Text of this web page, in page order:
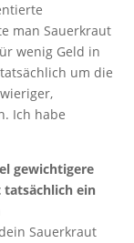
man Sauerkraut
wenig Geld in
um die
Ich habe
gewichtigere
tatsächlich ein
Sauerkraut